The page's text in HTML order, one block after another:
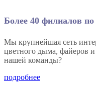
Более 40 филиалов по
Мы крупнейшая сеть
цветного дыма, файеров
нашей команды?
подробнее